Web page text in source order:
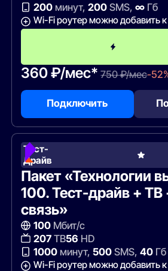
200минут, 200SMS, ∞Гб
Wi-Fi роутер можно добавить
360 ₽/мес* 750 ₽/мес-
Подключить
Тест-
Драйв
Пакет «Технологии
100. Тест-драйв +
связь»
100Мбит/с
207ТВ56 HD
1000минут, 500SMS, 40Гб
Wi-Fi роутер можно добавить